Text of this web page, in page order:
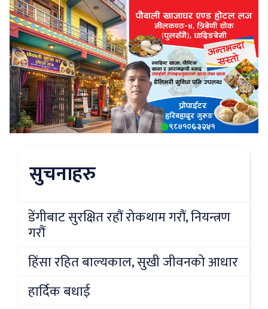
सुचनाहरु
डेंगीबाट सुरक्षित रहौं रोकथाम गरौं, नियन्त्रण
गरौं
हिंसा रहित बाल्यकाल, सुखी जीवनको आधार
हार्दिक बधाई